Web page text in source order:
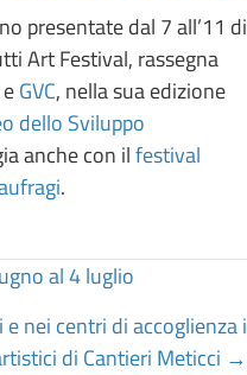
presentate dal 7 all’11 di
Art Festival, rassegna
eGVC, nella sua edizione
dello Sviluppo
anche con ilfestival
.
al 4 luglio
nei centri di accoglienza i
di Cantieri Meticci →